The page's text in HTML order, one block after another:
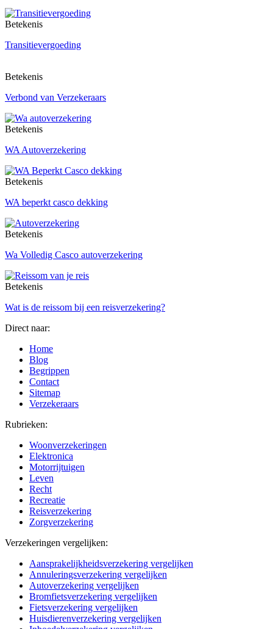
Betekenis
Transitievergoeding
Betekenis
Verbond van Verzekeraars
Betekenis
WA Autoverzekering
Betekenis
WA beperkt casco dekking
Betekenis
Wa Volledig Casco autoverzekering
Betekenis
Wat is de reissom bij een reisverzekering?
Direct naar:
Home
Blog
Begrippen
Contact
Sitemap
Verzekeraars
Rubrieken:
Woonverzekeringen
Elektronica
Motorrijtuigen
Leven
Recht
Recreatie
Reisverzekering
Zorgverzekering
Verzekeringen vergelijken:
Aansprakelijkheidsverzekering vergelijken
Annuleringsverzekering vergelijken
Autoverzekering vergelijken
Bromfietsverzekering vergelijken
Fietsverzekering vergelijken
Huisdierenverzekering vergelijken